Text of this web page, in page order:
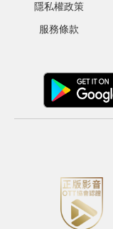
隱私權政策
服務條款